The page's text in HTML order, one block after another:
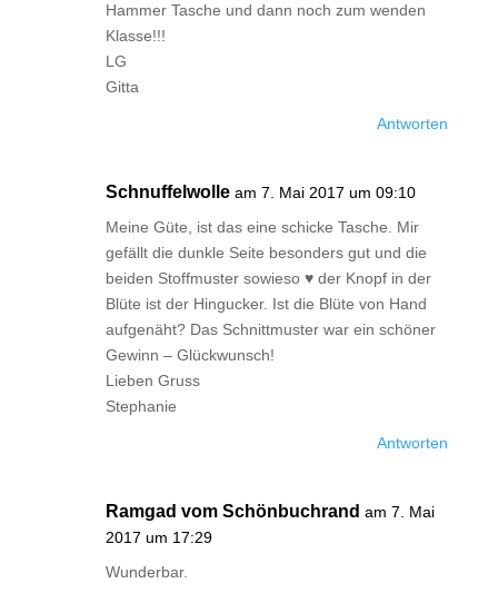
Hammer Tasche und dann noch zum wenden
Klasse!!!
LG
Gitta
Antworten
Schnuffelwolle am 7. Mai 2017 um 09:10
Meine Güte, ist das eine schicke Tasche. Mir
gefällt die dunkle Seite besonders gut und die
beiden Stoffmuster sowieso ♥ der Knopf in der
Blüte ist der Hingucker. Ist die Blüte von Hand
aufgenäht? Das Schnittmuster war ein schöner
Gewinn – Glückwunsch!
Lieben Gruss
Stephanie
Antworten
Ramgad vom Schönbuchrand am 7. Mai
2017 um 17:29
Wunderbar.